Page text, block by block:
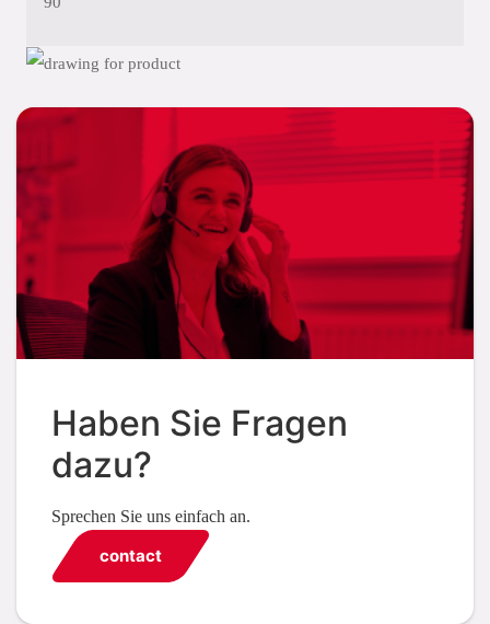
Haben Sie Fragen
dazu?
Sprechen Sie uns einfach an.
contact